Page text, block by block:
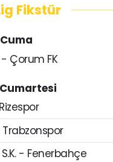
Fikstür
Çorum FK
- Fenerbahçe